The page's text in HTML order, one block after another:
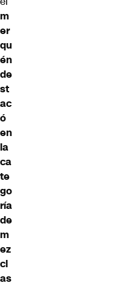
m
er
qu
én
de
st
ac
ó
en
la
ca
te
go
ría
de
m
ez
cl
as